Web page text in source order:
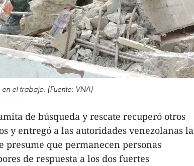
el trabajo. (Fuente: VNA)
de búsqueda y rescate recuperó otros
y entregó a las autoridades venezolanas la
presume que permanecen personas
de respuesta a los dos fuertes